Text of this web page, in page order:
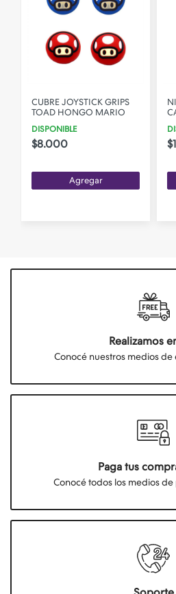
CUBRE JOYSTICK GRIPS
TOAD HONGO MARIO
DISPONIBLE
$8.000
Agregar
Realizamos
Conocé nuestros medios
Paga tus
Conocé todos los medios